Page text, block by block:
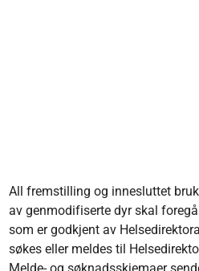
All fremstilling og innesluttet bruk
av genmodifiserte dyr skal
som er godkjent av
søkes eller meldes til